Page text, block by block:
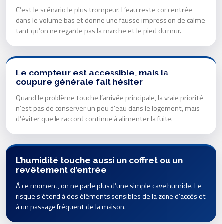
C’est le scénario le plus trompeur. L’eau reste concentrée
dans le volume bas et donne une fausse impression de calme
tant qu’on ne regarde pas la marche et le pied du mur.
Le compteur est accessible, mais la
coupure générale fait hésiter
Quand le problème touche l’arrivée principale, la vraie priorité
n’est pas de conserver un peu d’eau dans le logement, mais
d’éviter que le raccord continue à alimenter la fuite.
L’humidité touche aussi un coffret ou un
revêtement d’entrée
À ce moment, on ne parle plus d’une simple cave humide. Le
risque s’étend à des éléments sensibles de la zone d’accès et
à un passage fréquent de la maison.